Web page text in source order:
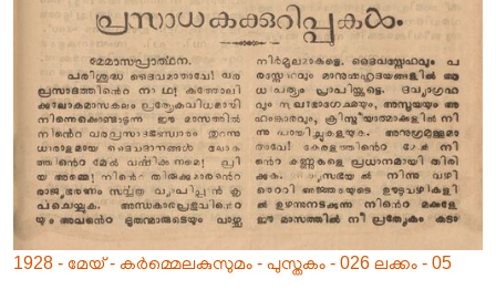
1928 - മേയ് - കർമ്മെലകുസുമം - പുസ്തകം - 026 ലക്കം - 05